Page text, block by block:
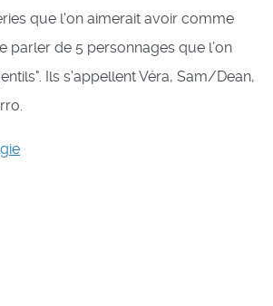
que l'on aimerait avoir comme
parler de 5 personnages que l’on
Ils s'appellent Véra, Sam/Dean,